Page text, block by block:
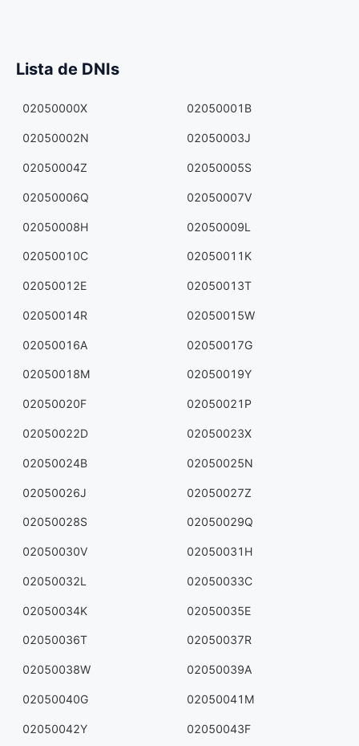
Lista de DNIs
02050000X 02050001B
02050002N 02050003J
02050004Z 02050005S
02050006Q 02050007V
02050008H 02050009L
02050010C 02050011K
02050012E 02050013T
02050014R 02050015W
02050016A 02050017G
02050018M 02050019Y
02050020F 02050021P
02050022D 02050023X
02050024B 02050025N
02050026J 02050027Z
02050028S 02050029Q
02050030V 02050031H
02050032L 02050033C
02050034K 02050035E
02050036T 02050037R
02050038W 02050039A
02050040G 02050041M
02050042Y 02050043F